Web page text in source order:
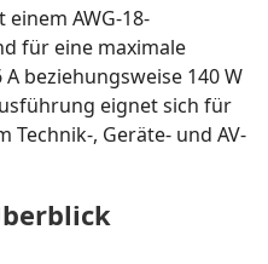
AWG-18-
für eine maximale
beziehungsweise 140 W
eignet sich für
, Geräte- und AV-